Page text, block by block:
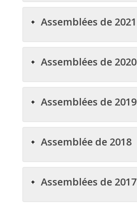
Assemblées de 2021
Assemblées de 2020
Assemblées de 2019
Assemblée de 2018
Assemblées de 2017